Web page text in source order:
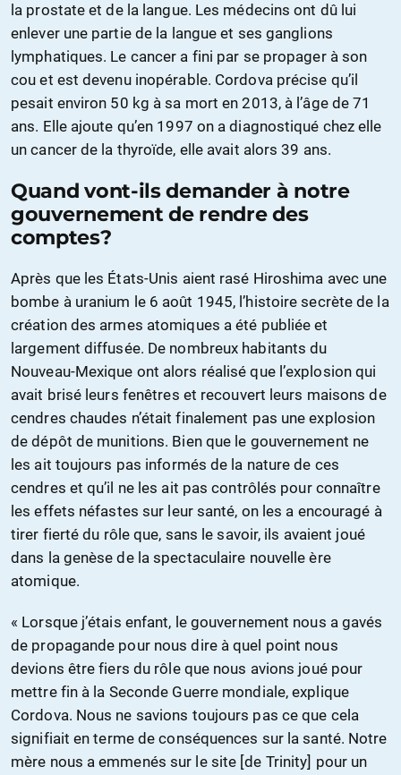
la prostate et de la langue. Les médecins ont dû lui
enlever une partie de la langue et ses ganglions
lymphatiques. Le cancer a fini par se propager à son
cou et est devenu inopérable. Cordova précise qu’il
pesait environ 50 kg à sa mort en 2013, à l’âge de 71
ans. Elle ajoute qu’en 1997 on a diagnostiqué chez elle
un cancer de la thyroïde, elle avait alors 39 ans.
Quand vont-ils demander à notre
gouvernement de rendre des
comptes?
Après que les États-Unis aient rasé Hiroshima avec une
bombe à uranium le 6 août 1945, l’histoire secrète de la
création des armes atomiques a été publiée et
largement diffusée. De nombreux habitants du
Nouveau-Mexique ont alors réalisé que l’explosion qui
avait brisé leurs fenêtres et recouvert leurs maisons de
cendres chaudes n’était finalement pas une explosion
de dépôt de munitions. Bien que le gouvernement ne
les ait toujours pas informés de la nature de ces
cendres et qu’il ne les ait pas contrôlés pour connaître
les effets néfastes sur leur santé, on les a encouragé à
tirer fierté du rôle que, sans le savoir, ils avaient joué
dans la genèse de la spectaculaire nouvelle ère
atomique.
« Lorsque j’étais enfant, le gouvernement nous a gavés
de propagande pour nous dire à quel point nous
devions être fiers du rôle que nous avions joué pour
mettre fin à la Seconde Guerre mondiale, explique
Cordova. Nous ne savions toujours pas ce que cela
signifiait en terme de conséquences sur la santé. Notre
mère nous a emmenés sur le site [de Trinity] pour un